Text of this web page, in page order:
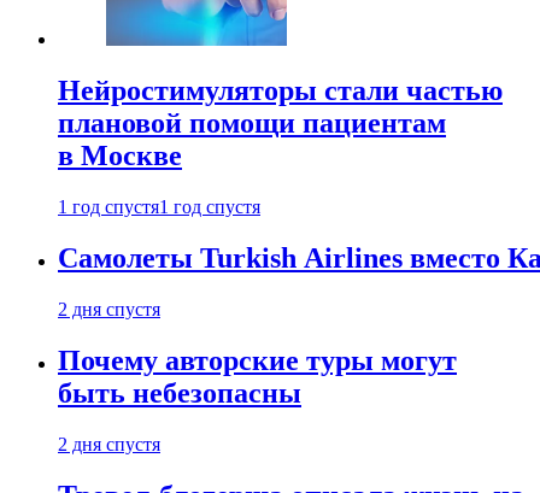
Нейростимуляторы стали частью
плановой помощи пациентам
в Москве
1 год спустя1 год спустя
Самолеты Turkish Airlines вместо
2 дня спустя
Почему авторские туры могут
быть небезопасны
2 дня спустя